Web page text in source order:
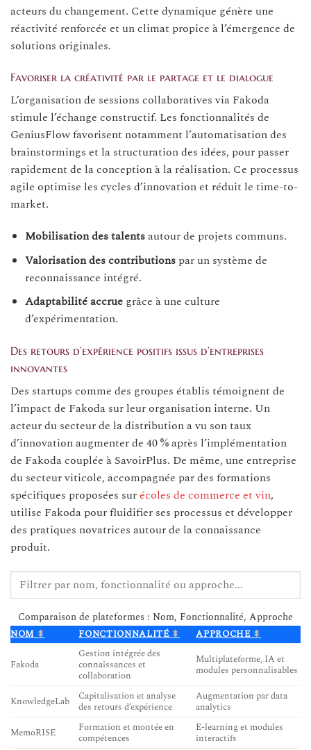
acteurs du changement. Cette dynamique génère une
réactivité renforcée et un climat propice à l’émergence de
solutions originales.
Favoriser la créativité par le partage et le dialogue
L’organisation de sessions collaboratives via Fakoda
stimule l’échange constructif. Les fonctionnalités de
GeniusFlow favorisent notamment l’automatisation des
brainstormings et la structuration des idées, pour passer
rapidement de la conception à la réalisation. Ce processus
agile optimise les cycles d’innovation et réduit le time-to-
market.
Mobilisation des talentsautour de projets communs.
Valorisation des contributionspar un système de
reconnaissance intégré.
Adaptabilité accruegrâce à une culture
d’expérimentation.
Des retours d’expérience positifs issus d’entreprises
innovantes
Des startups comme des groupes établis témoignent de
l’impact de Fakoda sur leur organisation interne. Un
acteur du secteur de la distribution a vu son taux
d’innovation augmenter de 40 % après l’implémentation
de Fakoda couplée à SavoirPlus. De même, une entreprise
du secteur viticole, accompagnée par des formations
spécifiques proposées surécoles de commerce et vin,
utilise Fakoda pour fluidifier ses processus et développer
des pratiques novatrices autour de la connaissance
produit.
Comparaison de plateformes : Nom, Fonctionnalité, Approche
NOM FONCTIONNALITÉ APPROCHE
Fakoda
Gestion intégrée des
connaissances et
collaboration
Multiplateforme, IA et
modules personnalisables
KnowledgeLab
Capitalisation et analyse
des retours d’expérience
Augmentation par data
analytics
MemoRISE
Formation et montée en
compétences
E-learning et modules
interactifs